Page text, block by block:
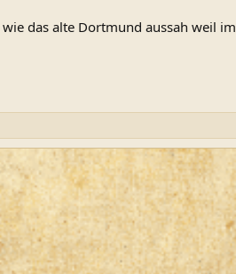
das alte Dortmund aussah weil im